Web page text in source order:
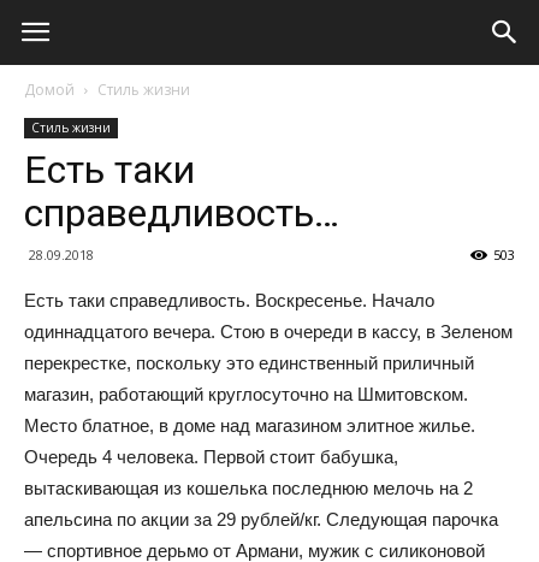
Домой Стиль жизни
Стиль жизни
Есть таки
справедливость…
28.09.2018 503
Есть таки справедливость. Воскресенье. Начало
одиннадцатого вечера. Стою в очереди в кассу, в Зеленом
перекрестке, поскольку это единственный приличный
магазин, работающий круглосуточно на Шмитовском.
Место блатное, в доме над магазином элитное жилье.
Очередь 4 человека. Первой стоит бабушка,
вытаскивающая из кошелька последнюю мелочь на 2
апельсина по акции за 29 рублей/кг. Следующая парочка
— спортивное дерьмо от Армани, мужик с силиконовой